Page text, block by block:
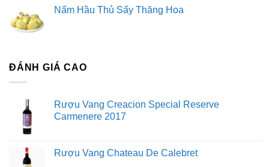
Nấm Hầu Thủ Sấy Thăng Hoa
ĐÁNH GIÁ CAO
Rượu Vang Creacion Special Reserve
Carmenere 2017
Rượu Vang Chateau De Calebret